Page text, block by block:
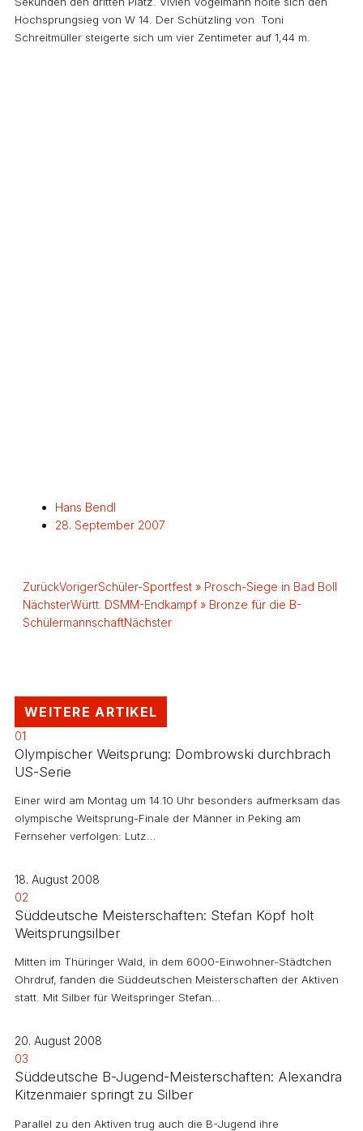
Hochsprungsieg von W 14. Der Schützling von Toni
Schreitmüller steigerte sich um vier Zentimeter auf 1,44 m.
Hans Bendl
28. September 2007
ZurückVorigerSchüler-Sportfest » Prosch-Siege in Bad Boll
NächsterWürtt. DSMM-Endkampf » Bronze für die B-
SchülermannschaftNächster
WEITERE ARTIKEL
01
Olympischer Weitsprung: Dombrowski durchbrach
US-Serie
Einer wird am Montag um 14.10 Uhr besonders aufmerksam das
olympische Weitsprung-Finale der Männer in Peking am
Fernseher verfolgen: Lutz…
18. August 2008
02
Süddeutsche Meisterschaften: Stefan Köpf holt
Weitsprungsilber
Mitten im Thüringer Wald, in dem 6000-Einwohner-Städtchen
Ohrdruf, fanden die Süddeutschen Meisterschaften der Aktiven
statt. Mit Silber für Weitspringer Stefan…
20. August 2008
03
Süddeutsche B-Jugend-Meisterschaften: Alexandra
Kitzenmaier springt zu Silber
Parallel zu den Aktiven trug auch die B-Jugend ihre